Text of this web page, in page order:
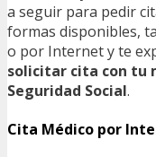
a seguir para pedir
formas disponibles,
o por Internet y te
solicitar cita con tu
Seguridad Social.
Cita Médico por